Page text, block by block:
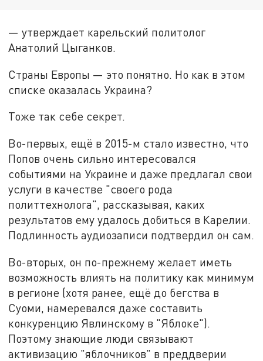
— утверждает карельский политолог
Анатолий Цыганков.
Страны Европы — это понятно. Но как в этом
списке оказалась Украина?
Тоже так себе секрет.
Во-первых, ещё в 2015-м стало известно, что
Попов очень сильно интересовался
событиями на Украине и даже предлагал свои
услуги в качестве "своего рода
политтехнолога", рассказывая, каких
результатов ему удалось добиться в Карелии.
Подлинность аудиозаписи подтвердил он сам.
Во-вторых, он по-прежнему желает иметь
возможность влиять на политику как минимум
в регионе (хотя ранее, ещё до бегства в
Суоми, намеревался даже составить
конкуренцию Явлинскому в "Яблоке").
Поэтому знающие люди связывают
активизацию "яблочников" в преддверии